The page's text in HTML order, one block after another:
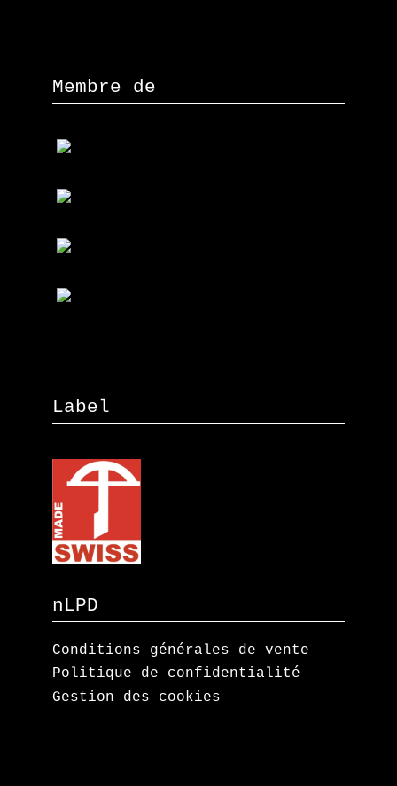
Membre de
Label
nLPD
Conditions générales de vente
Politique de confidentialité
Gestion des cookies